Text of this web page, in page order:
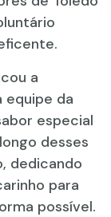
a
equipe da
especial
desses
dedicando
para
possível.